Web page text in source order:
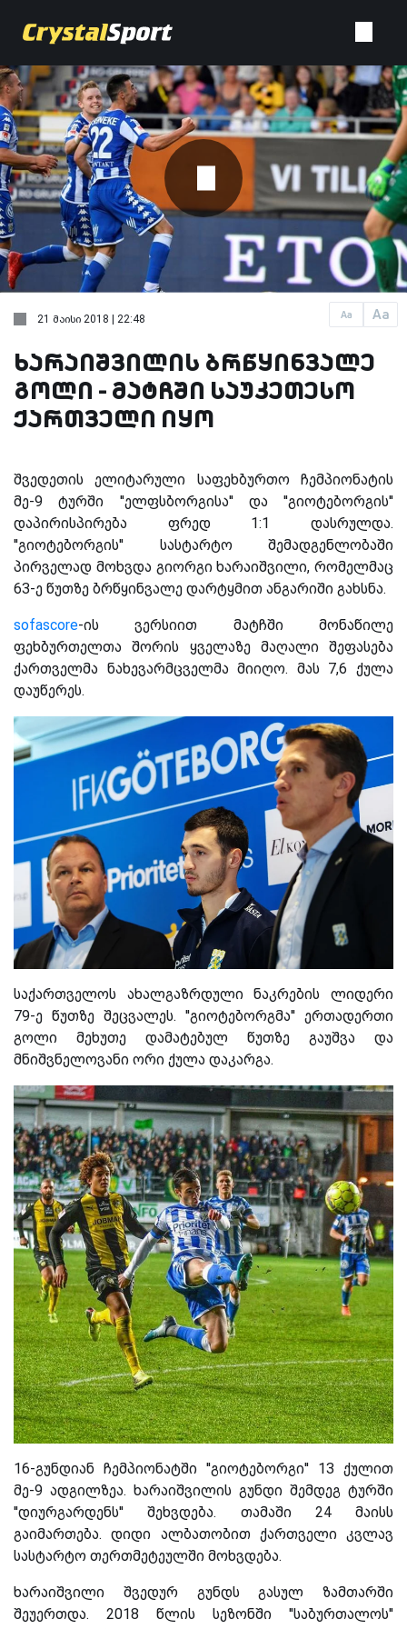
Aa Aa
21 მაისი 2018 | 22:48
ხარაიშვილის ბრწყინვალე
გოლი - მატჩში საუკეთესო
ქართველი იყო
შვედეთის ელიტარული საფეხბურთო ჩემპიონატის
მე-9 ტურში ''ელფსბორგისა'' და ''გიოტებორგის''
დაპირისპირება ფრედ 1:1 დასრულდა.
''გიოტებორგის'' სასტარტო შემადგენლობაში
პირველად მოხვდა გიორგი ხარაიშვილი, რომელმაც
63-ე წუთზე ბრწყინვალე დარტყმით ანგარიში გახსნა.
sofascore-ის ვერსიით მატჩში მონაწილე
ფეხბურთელთა შორის ყველაზე მაღალი შეფასება
ქართველმა ნახევარმცველმა მიიღო. მას 7,6 ქულა
დაუწერეს.
საქართველოს ახალგაზრდული ნაკრების ლიდერი
79-ე წუთზე შეცვალეს. ''გიოტებორგმა'' ერთადერთი
გოლი მეხუთე დამატებულ წუთზე გაუშვა და
მნიშვნელოვანი ორი ქულა დაკარგა.
16-გუნდიან ჩემპიონატში ''გიოტებორგი'' 13 ქულით
მე-9 ადგილზეა. ხარაიშვილის გუნდი შემდეგ ტურში
''დიურგარდენს'' შეხვდება. თამაში 24 მაისს
გაიმართება. დიდი ალბათობით ქართველი კვლავ
სასტარტო თერთმეტეულში მოხვდება.
ხარაიშვილი შვედურ გუნდს გასულ ზამთარში
შეუერთდა. 2018 წლის სეზონში ''საბურთალოს''